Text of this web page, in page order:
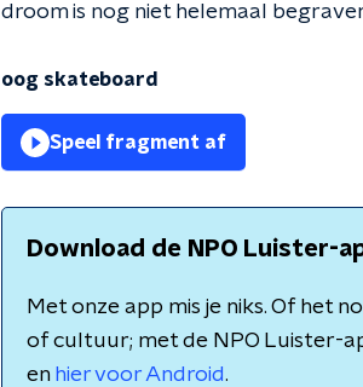
droom is nog niet helemaal
oog skateboard
Speel fragment af
Download de NPO Luister-
Met onze app mis je niks. Of het
of cultuur; met de NPO Luister-
en hier voor Android.